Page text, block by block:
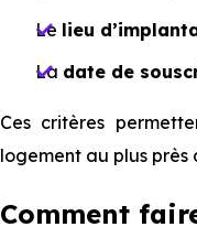
Le lieu
La date de
Ces critères
logement au plus
Comment